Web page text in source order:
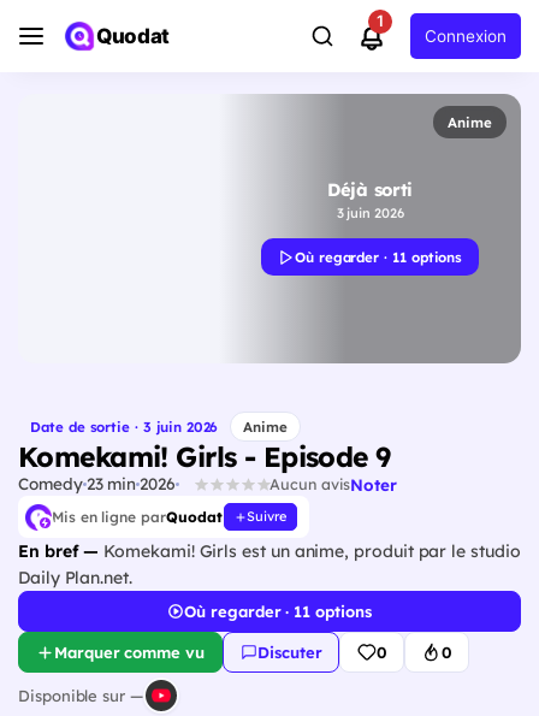
Quodat
1
Connexion
Anime
Déjà sorti
3 juin 2026
Où regarder · 11 options
Date de sortie · 3 juin 2026 Anime
Komekami! Girls - Episode 9
Comedy23 min 2026 Aucun avisNoter
Mis en ligne parQuodat Suivre
En bref — Komekami! Girls est un anime, produit par le studio
Daily Plan.net.
Où regarder · 11 options
Marquer comme vu Discuter 0 0
Disponible sur —